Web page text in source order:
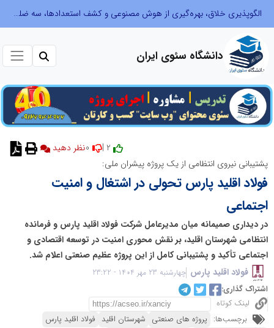
الگوپذیری خلاق، بهره‌گیری از هوش مصنوعی و کشف استعدادها، سه ضلع موفقیت جوانان کارآفرین
دانشگاه سئوی ایران
نظر دهید
پشتیبانی نیروی انتظامی از یک پروژه پیشران ملی:
فولاد اقلید پارس تحولی در اشتغال و امنیت
اجتماعی
در دیداری صمیمانه میان مدیرعامل شرکت فولاد اقلید پارس و فرمانده
انتظامی شهرستان اقلید، بر نقش محوری امنیت در توسعه اقتصادی و
اجتماعی تأکید و پشتیبانی کامل از این پروژه عظیم صنعتی اعلام شد.
فولاد اقلید پارس چهارشنبه 23 مهر 1404 - 23:22
اشتراک گذاری:
لینک کوتاه
برچسب‌ها: پروژه های صنعتی شهرستان اقلید فولاد اقلید پارس